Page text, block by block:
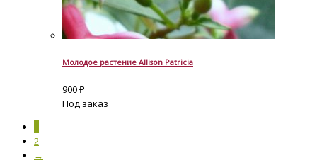
Молодое растение Allison Patricia
900₽
Под заказ
2
→